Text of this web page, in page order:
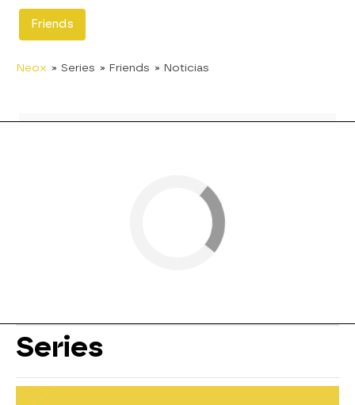
Friends
Neox » Series » Friends » Noticias
Series